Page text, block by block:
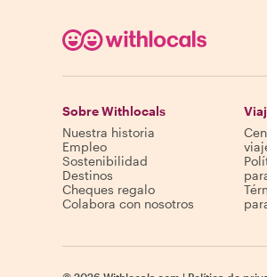
Sobre Withlocals
Nuestra historia
Empleo
Sostenibilidad
Destinos
Cheques regalo
Colabora con nosotros